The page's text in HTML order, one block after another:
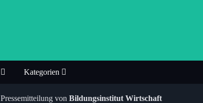
Kategorien
Pressemitteilung von Bildungsinstitut Wirtschaft